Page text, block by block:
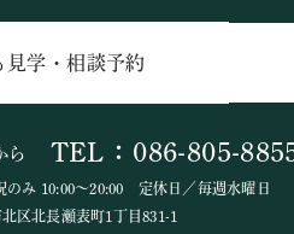
見学・相談予約
ら TEL：086-805-
み 10:00～20:00 定休日／毎週水曜日
区北長瀬表町1丁目831-1